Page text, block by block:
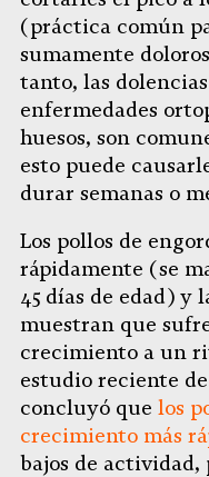
(práctica común
sumamente
tanto, las
enfermedades
huesos, son
esto puede
durar semanas o
Los pollos de
rápidamente (se
45 días de edad) y
muestran que
crecimiento a un
estudio reciente
concluyó que los
crecimiento más
bajos de actividad,